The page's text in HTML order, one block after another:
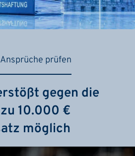
prüfen
gegen die
10.000 €
möglich